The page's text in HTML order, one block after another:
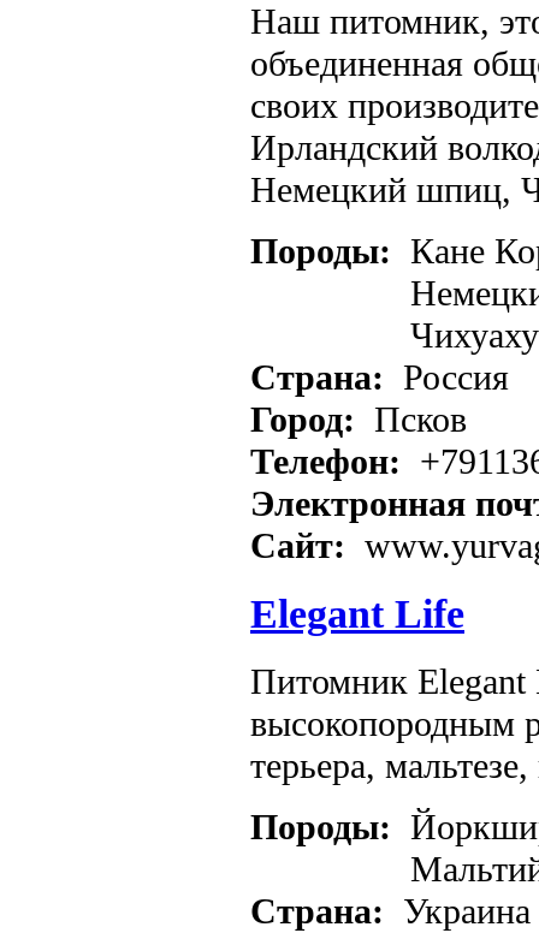
Наш питомник,
объединенная
своих
Ирландский
Немецкий шпиц,
Породы: Кане
Страна: Россия
Город: Псков
Телефон:
Электронная
Сайт:
Elegant Life
Питомник Elegant
высокопородным
терьера,
Породы:
Страна: Украина